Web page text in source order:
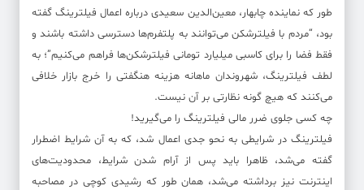
طور که نماینده چابهار، معین‌الدین سعیدی درباره اعمال فیلترینگ گفته
بود، “مردم با فیلترشکن می‌توانند به پلتفرم‌ها دسترسی داشته باشند و
فقط فضا را برای کاسبی میلیارد تومانی فیلترشکن‌ها فراهم می‌کنیم”؛ به
لطف فیلترینگ، شهروندان ماهانه هزینه هنگفتی را خرج بازار خلافی
می‌کنند که هیچ گونه نظارتی بر آن نیست.
چه کسی جلوی ضرر مالی فیلترینگ را می‌گیرید!
فیلترینگ در شرایطی به نحو جدی اعمال شد، که به آن شرایط اضطرار
گفته می‌شد، ظاهرا باید پس از آرام شدن شرایط، محدودیت‌های
اینترنت نیز برداشته می‌شد، همان طور که رشیدی کوچی در مصاحبه‌